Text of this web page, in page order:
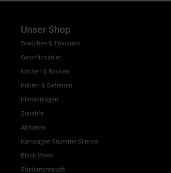
Unser Shop
Waschen & Trocknen
Geschirrspüler
Kochen & Backen
Kühlen & Gefrieren
Klimaanlagen
Zubehör
Aktionen
Kampagne Supreme Silence
Black Week
Studentenrabatt